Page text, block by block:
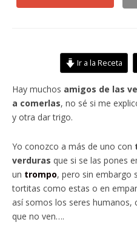
Ir a la Receta
Hay muchos amigos de las
a comerlas, no sé si me
y otra dar trigo.
Yo conozco a más de uno con
verduras que si se las pones
un trompo, pero sin embargo
tortitas como estas o en
así somos los seres
que no ven….